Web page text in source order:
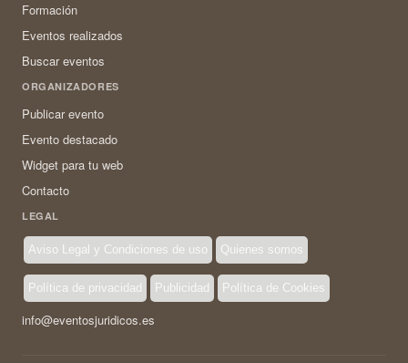
Formación
Eventos realizados
Buscar eventos
ORGANIZADORES
Publicar evento
Evento destacado
Widget para tu web
Contacto
LEGAL
Aviso Legal y Condiciones de uso Quienes somos
Política de privacidad Publicidad Política de Cookies
info@eventosjuridicos.es